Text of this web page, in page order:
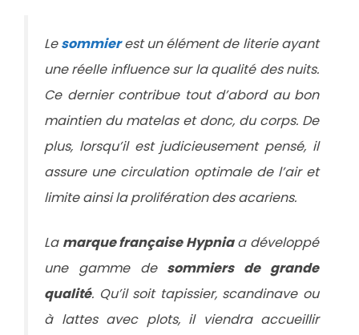
Lesommier est un élément de literie ayant
une réelle influence sur la qualité des nuits.
Ce dernier contribue tout d’abord au bon
maintien du matelas et donc, du corps. De
plus, lorsqu’il est judicieusement pensé, il
assure une circulation optimale de l’air et
limite ainsi la prolifération des acariens.
La marque française Hypniaa développé
une gamme de sommiers de grande
qualité. Qu’il soit tapissier, scandinave ou
à lattes avec plots, il viendra accueillir